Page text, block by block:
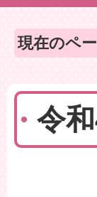
現在のペ
令